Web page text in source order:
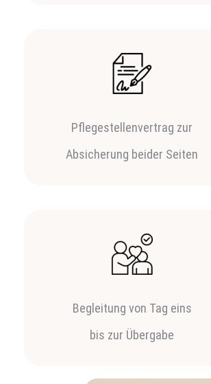
Pflegestellenvertrag zur
Absicherung beider Seiten
Begleitung von Tag eins
bis zur Übergabe